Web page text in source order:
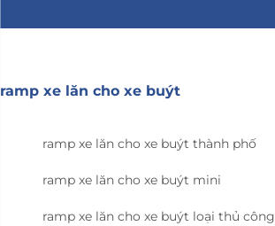
ramp xe lăn cho xe buýt
ramp xe lăn cho xe buýt thành phố
ramp xe lăn cho xe buýt mini
ramp xe lăn cho xe buýt loại thủ công